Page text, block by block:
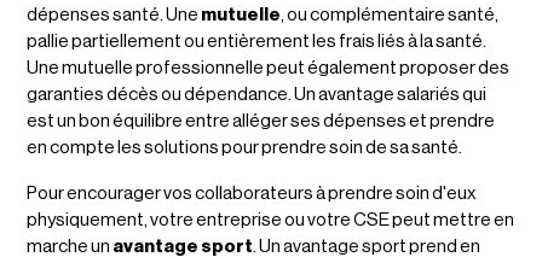
dépenses santé. Une mutuelle , ou complémentaire santé,
pallie partiellement ou entièrement les frais liés à la santé.
Une mutuelle professionnelle peut également proposer des
garanties décès ou dépendance. Un avantage salariés qui
est un bon équilibre entre alléger ses dépenses et prendre
en compte les solutions pour prendre soin de sa santé.
Pour encourager vos collaborateurs à prendre soin d'eux
physiquement, votre entreprise ou votre CSE peut mettre en
marche un avantage sport . Un avantage sport prend en